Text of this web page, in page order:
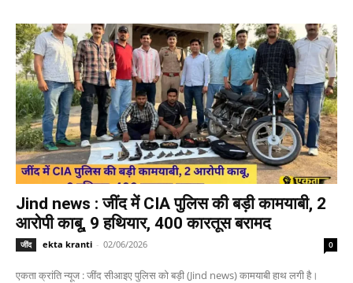
Jind news : जींद में CIA पुलिस की बड़ी कामयाबी, 2
आरोपी काबू, 9 हथियार, 400 कारतूस बरामद
जींद ekta kranti - 02/06/2026 0
एकता क्रांति न्यूज : जींद सीआइए पुलिस को बड़ी (Jind news) कामयाबी हाथ लगी है।